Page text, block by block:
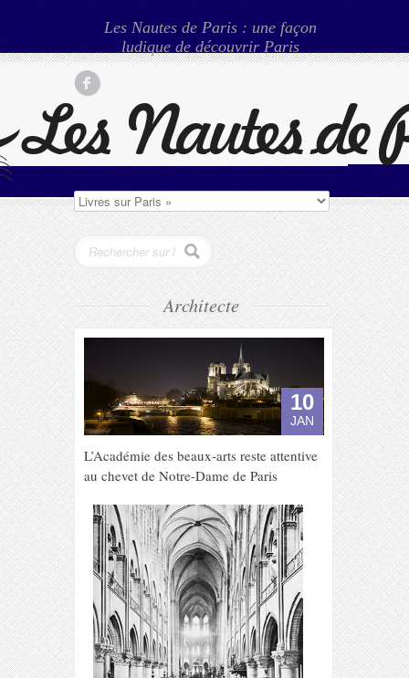
Les Nautes de Paris : une façon
ludique de découvrir Paris
Architecte
10
JAN
L’Académie des beaux-arts reste attentive
au chevet de Notre-Dame de Paris